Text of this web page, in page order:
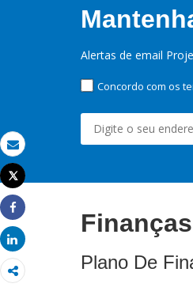
Email
Imprimir
Tweet
Share
Share
Alertas de email
Concordo com os
Finanças
Plano De